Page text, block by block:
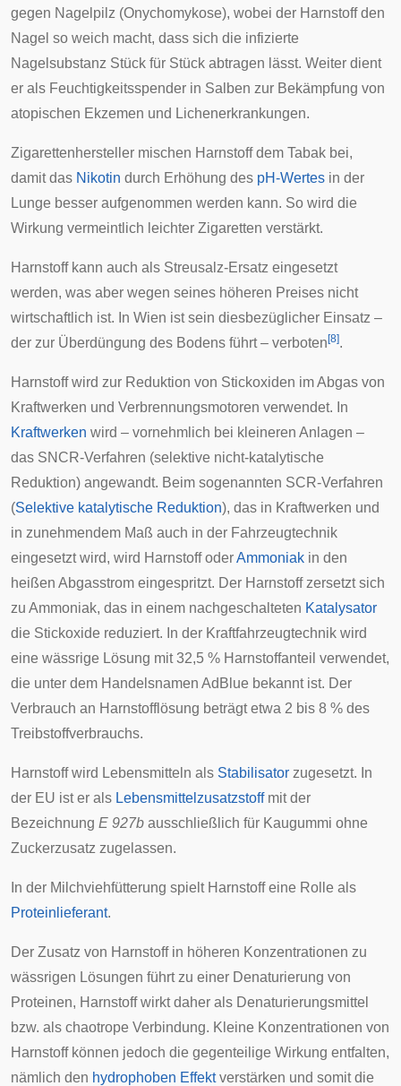
gegen Nagelpilz (Onychomykose), wobei der Harnstoff den
Nagel so weich macht, dass sich die infizierte
Nagelsubstanz Stück für Stück abtragen lässt. Weiter dient
er als Feuchtigkeitsspender in Salben zur Bekämpfung von
atopischen Ekzemen und Lichenerkrankungen.
Zigarettenhersteller mischen Harnstoff dem Tabak bei,
damit das Nikotin durch Erhöhung des pH-Wertes in der
Lunge besser aufgenommen werden kann. So wird die
Wirkung vermeintlich leichter Zigaretten verstärkt.
Harnstoff kann auch als Streusalz-Ersatz eingesetzt
werden, was aber wegen seines höheren Preises nicht
wirtschaftlich ist. In Wien ist sein diesbezüglicher Einsatz –
der zur Überdüngung des Bodens führt – verboten[8].
Harnstoff wird zur Reduktion von Stickoxiden im Abgas von
Kraftwerken und Verbrennungsmotoren verwendet. In
Kraftwerken wird – vornehmlich bei kleineren Anlagen –
das SNCR-Verfahren (selektive nicht-katalytische
Reduktion) angewandt. Beim sogenannten SCR-Verfahren
(Selektive katalytische Reduktion), das in Kraftwerken und
in zunehmendem Maß auch in der Fahrzeugtechnik
eingesetzt wird, wird Harnstoff oderAmmoniak in den
heißen Abgasstrom eingespritzt. Der Harnstoff zersetzt sich
zu Ammoniak, das in einem nachgeschalteten Katalysator
die Stickoxide reduziert. In der Kraftfahrzeugtechnik wird
eine wässrige Lösung mit 32,5 % Harnstoffanteil verwendet,
die unter dem Handelsnamen AdBlue bekannt ist. Der
Verbrauch an Harnstofflösung beträgt etwa 2 bis 8 % des
Treibstoffverbrauchs.
Harnstoff wird Lebensmitteln als Stabilisator zugesetzt. In
der EU ist er als Lebensmittelzusatzstoffmit der
Bezeichnung E 927b ausschließlich für Kaugummi ohne
Zuckerzusatz zugelassen.
In der Milchviehfütterung spielt Harnstoff eine Rolle als
Proteinlieferant.
Der Zusatz von Harnstoff in höheren Konzentrationen zu
wässrigen Lösungen führt zu einer Denaturierung von
Proteinen, Harnstoff wirkt daher als Denaturierungsmittel
bzw. als chaotrope Verbindung. Kleine Konzentrationen von
Harnstoff können jedoch die gegenteilige Wirkung entfalten,
nämlich den hydrophoben Effektverstärken und somit die